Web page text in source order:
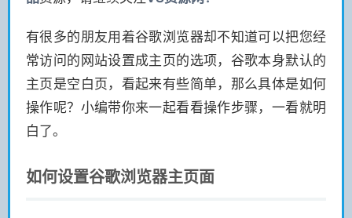
有很多的朋友用着谷歌浏览器却不知道可以把您经
常访问的网站设置成主页的选项，谷歌本身默认的
主页是空白页，看起来有些简单，那么具体是如何
操作呢？小编带你来一起看看操作步骤，一看就明
白了。
如何设置谷歌浏览器主页面